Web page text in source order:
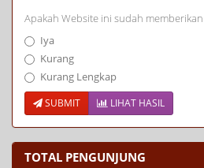
Apakah Website ini sudah
Iya
Kurang
Kurang Lengkap
SUBMIT LIHAT HASIL
TOTAL PENGUNJUNG